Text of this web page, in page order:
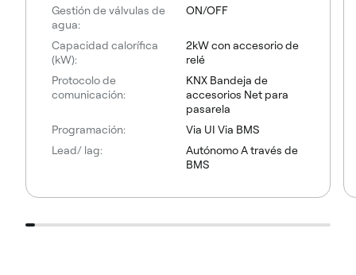
Gestión de válvulas de
agua:
ON/OFF
Capacidad calorífica
(kW):
2kW con accesorio de
relé
Protocolo de
comunicación:
KNX Bandeja de
accesorios Net para
pasarela
Programación:
Via UI Via BMS
Lead/ lag:
Autónomo A través de
BMS